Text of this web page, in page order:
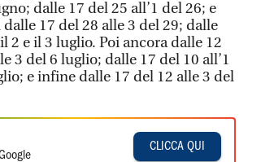
dalle 17 del 25 all’1 del 26; e
17 del 28 alle 3 del 29; dalle
2 e il 3 luglio. Poi ancora dalle 12
3 del 6 luglio; dalle 17 del 10 all’1
e infine dalle 17 del 12 alle 3 del
CLICCA QUI